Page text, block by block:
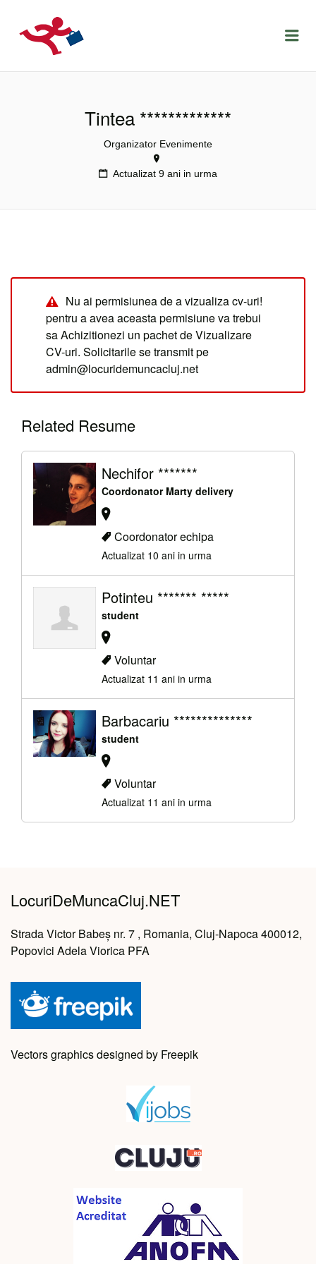
LOCURIDEMUNCACLUJ.NET
Tintea *************
Organizator Evenimente
Actualizat 9 ani in urma
Nu ai permisiunea de a vizualiza cv-uri!
pentru a avea aceasta permisiune va trebui
sa Achizitionezi un pachet de Vizualizare
CV-uri. Solicitarile se transmit pe
admin@locuridemuncacluj.net
Related Resume
Nechifor *******
Coordonator Marty delivery
Coordonator echipa
Actualizat 10 ani in urma
Potinteu ******* *****
student
Voluntar
Actualizat 11 ani in urma
Barbacariu **************
student
Voluntar
Actualizat 11 ani in urma
LocuriDeMuncaCluj.NET
Strada Victor Babeș nr. 7 , Romania, Cluj-Napoca 400012,
Popovici Adela Viorica PFA
Vectors graphics designed by Freepik